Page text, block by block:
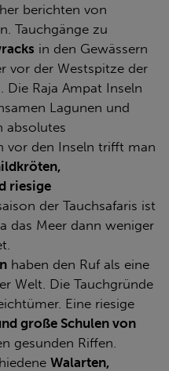
berichten von
Tauchgänge zu
in den Gewässern
vor der Westspitze der
Die Raja Ampat Inseln
Lagunen und
absolutes
vor den Inseln trifft man
riesige
der Tauchsafaris ist
das Meer dann weniger
haben den Ruf als eine
Welt. Die Tauchgründe
Eine riesige
große Schulen von
gesunden Riffen.
Walarten,